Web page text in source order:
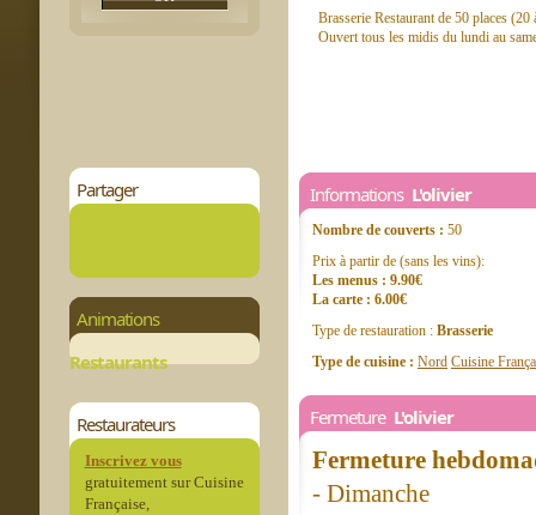
Partager
Animations
Restaurants
Restaurateurs
Inscrivez vous
gratuitement sur Cuisine
Française,
Brasserie Restaurant de 50 places (20
Ouvert tous les midis du lundi au
Informations L'olivier
Nombre de couverts : 50
Prix à partir de (sans les vins):
Les menus : 9.90€
La carte : 6.00€
Type de restauration : Brasserie
Type de cuisine : Nord Cuisine
Fermeture L'olivier
Fermeture
- Dimanche